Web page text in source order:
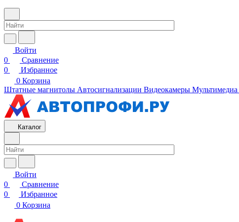
Войти
0
Сравнение
0
Избранное
0 Корзина
Штатные магнитолы Автосигнализации Видеокамеры Мультимедиа
Каталог
Войти
0
Сравнение
0
Избранное
0 Корзина